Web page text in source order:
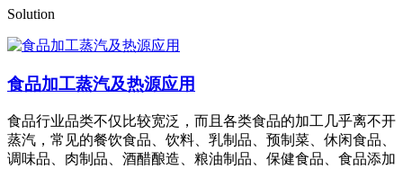
Solution
食品加工蒸汽及热源应用
食品行业品类不仅比较宽泛，而且各类食品的加工几乎离不开
蒸汽，常见的餐饮食品、饮料、乳制品、预制菜、休闲食品、
调味品、肉制品、酒醋酿造、粮油制品、保健食品、食品添加